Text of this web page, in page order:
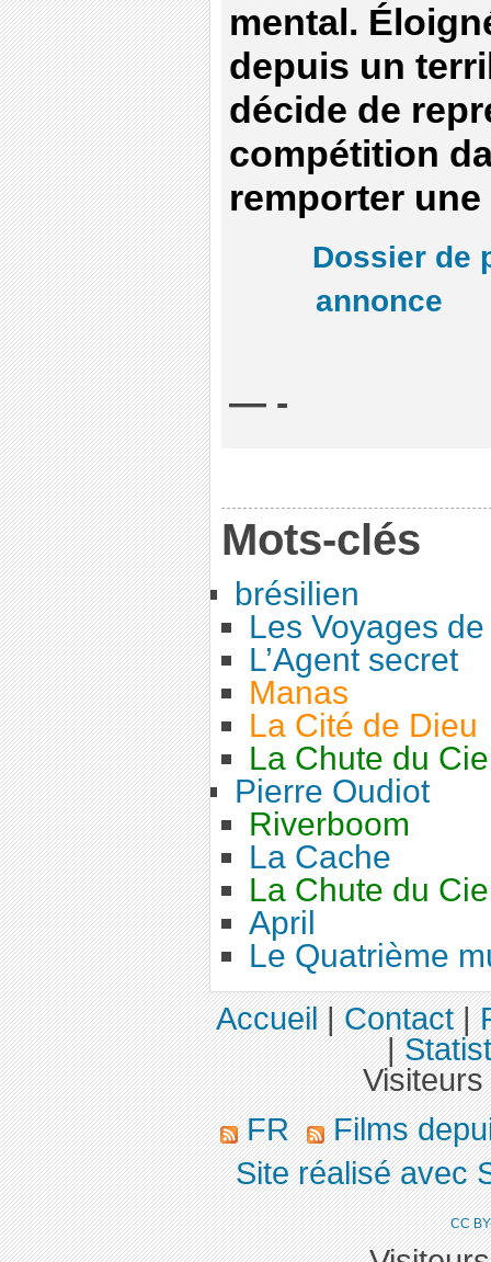
mental.
depuis un
décide de
compétition
remporter
Dossier de
annonce
— -
Mots-clés
brésilien
Les Voyages
L’Agent secret
Manas
La Cité de Dieu
La Chute du
Pierre Oudiot
Riverboom
La Cache
La Chute du
April
Le Quatrième
Accueil|Contact|
|
FR
Films
Site réalisé avec
CC